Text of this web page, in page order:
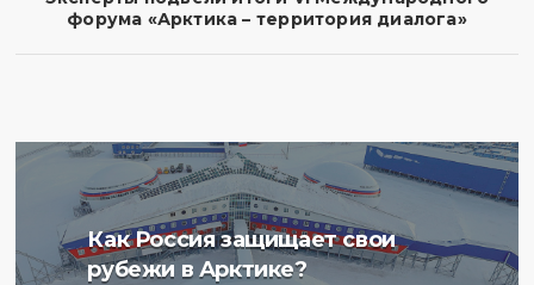
форума «Арктика – территория диалога»
Как Россия защищает свои
рубежи в Арктике?
Ученые Арктического
плавучего университета